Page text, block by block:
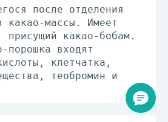
после отделения
какао-массы. Имеет
присущий какао-бобам.
порошка входят
клетчатка,
теобромин и